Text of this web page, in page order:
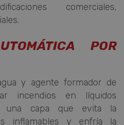
comerciales,
POR
y agente formador de
incendios en líquidos
una capa que evita la
inflamables y enfría la